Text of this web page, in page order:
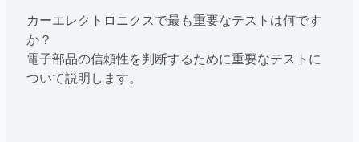
カーエレクトロニクスで最も重要なテストは何です
か？
電子部品の信頼性を判断するために重要なテストに
ついて説明します。